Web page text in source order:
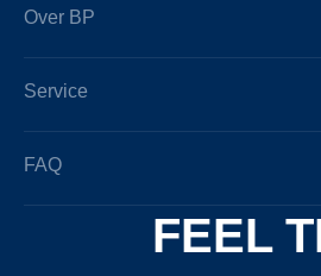
Over BP
Service
FAQ
FEEL